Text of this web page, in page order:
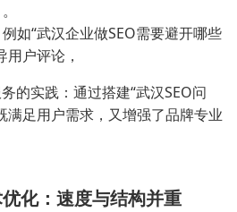
如“武汉企业做SEO需要避开哪些
用户评论，
的实践：通过搭建“武汉SEO问
满足用户需求，又增强了品牌专业
化：速度与结构并重